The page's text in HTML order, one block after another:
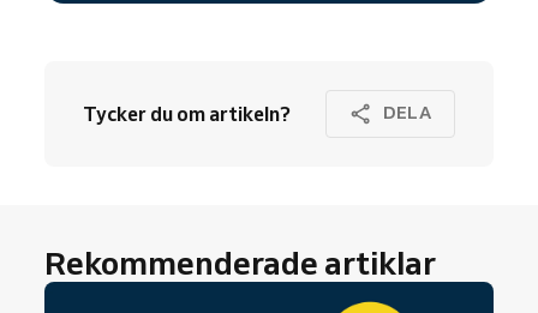
Tycker du om artikeln? DELA
Rekommenderade artiklar